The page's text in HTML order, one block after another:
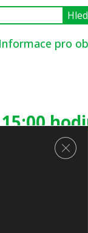
Informace pro